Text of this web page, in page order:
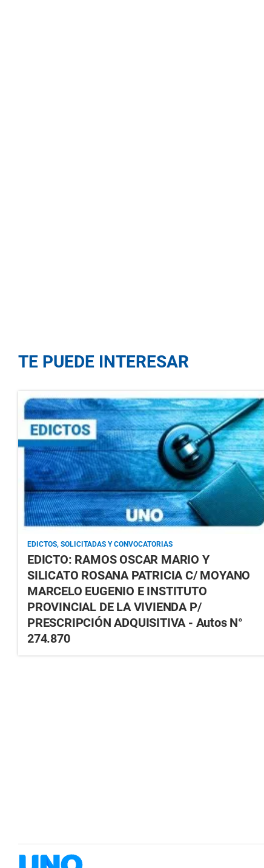
TE PUEDE INTERESAR
EDICTOS, SOLICITADAS Y CONVOCATORIAS
EDICTO: RAMOS OSCAR MARIO Y
SILICATO ROSANA PATRICIA C/ MOYANO
MARCELO EUGENIO E INSTITUTO
PROVINCIAL DE LA VIVIENDA P/
PRESCRIPCIÓN ADQUISITIVA - Autos N°
274.870